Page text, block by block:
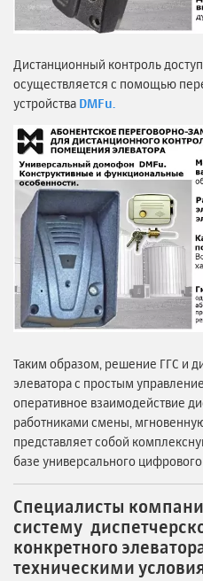
Дистанционный контроль
осуществляется с помощью
устройства DMFu.
Таким образом, решение ГГС и
элеватора с простым
оперативное взаимодействие
работниками смены,
представляет собой
базе универсального
Специалисты
систему
конкретного
техническими